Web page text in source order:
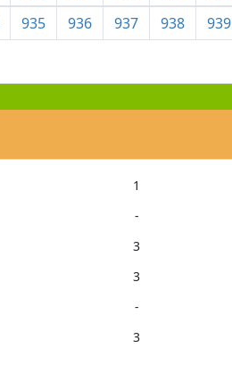
935 936 937 938 939
1
-
3
3
-
3